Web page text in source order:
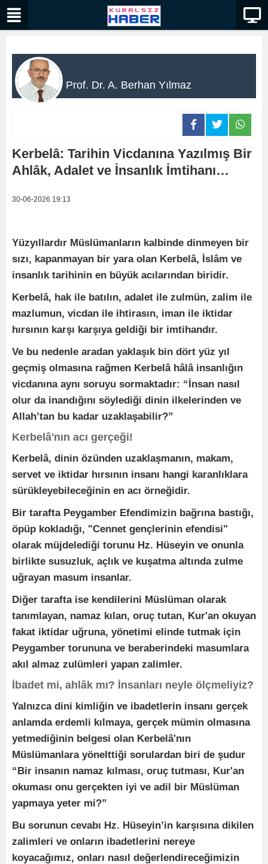
Prof. Dr. A. Berhan Yılmaz
Kerbelâ: Tarihin Vicdanına Yazılmış Bir
Ahlâk, Adalet ve İnsanlık İmtihanı…
30-06-2026 19:13
Yüzyıllardır Müslümanların kalbinde dinmeyen bir
sızı, kapanmayan bir yara olan Kerbelâ, İslâm ve
insanlık tarihinin en büyük acılarından biridir.
Kerbelâ, hak ile batılın, adalet ile zulmün, zalim ile
mazlumun, vicdan ile ihtirasın, iman ile iktidar
hırsının karşı karşıya geldiği bir imtihandır.
Ve bu nedenle aradan yaklaşık bin dört yüz yıl
geçmiş olmasına rağmen Kerbelâ hâlâ insanlığın
vicdanına aynı soruyu sormaktadır: “İnsan nasıl
olur da inandığını söylediği dinin ilkelerinden ve
Allah’tan bu kadar uzaklaşabilir?”
Kerbelâ'nın acı gerçeği!
Kerbelâ, dinin özünden uzaklaşmanın, makam,
servet ve iktidar hırsının insanı hangi karanlıklara
sürükleyebileceğinin en acı örneğidir.
Bir tarafta Peygamber Efendimizin bağrına bastığı,
öpüp kokladığı, "Cennet gençlerinin efendisi"
olarak müjdelediği torunu Hz. Hüseyin ve onunla
birlikte susuzluk, açlık ve kuşatma altında zulme
uğrayan masum insanlar.
Diğer tarafta ise kendilerini Müslüman olarak
tanımlayan, namaz kılan, oruç tutan, Kur'an okuyan
fakat iktidar uğruna, yönetimi elinde tutmak için
Peygamber torununa ve beraberindeki masumlara
akıl almaz zulümleri yapan zalimler.
İbadet mi, ahlâk mı? İnsanları neyle ölçmeliyiz?
Yalnızca dini kimliğin ve ibadetlerin insanı gerçek
anlamda erdemli kılmaya, gerçek mümin olmasına
yetmediğinin belgesi olan Kerbelâ'nın
Müslümanlara yönelttiği sorulardan biri de şudur
“Bir insanın namaz kılması, oruç tutması, Kur'an
okuması onu gerçekten iyi ve adil bir Müslüman
yapmaya yeter mi?”
Bu sorunun cevabı Hz. Hüseyin’in karşısına dikilen
zalimleri ve onların ibadetlerini nereye
koyacağımız, onları nasıl değerlendireceğimizin